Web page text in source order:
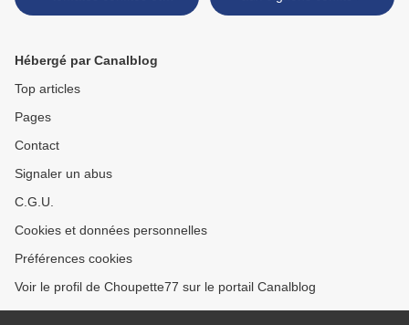
parmesan sauce pistou
Hébergé par Canalblog
Top articles
Pages
Contact
Signaler un abus
C.G.U.
Cookies et données personnelles
Préférences cookies
Voir le profil de Choupette77 sur le portail Canalblog